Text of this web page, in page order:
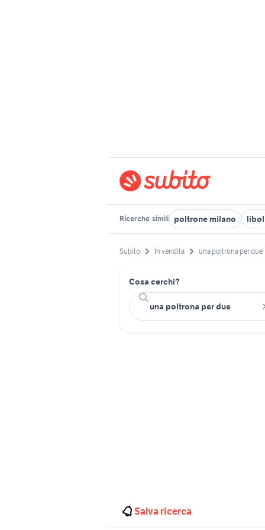
Ricerche simili poltrone milano
Subito In vendita una poltrona per due
Cosa cerchi?
Salva ricerca